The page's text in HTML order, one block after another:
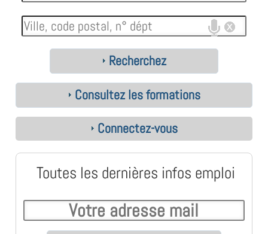
Recherchez
Consultez les formations
Connectez-vous
Toutes les dernières infos emploi